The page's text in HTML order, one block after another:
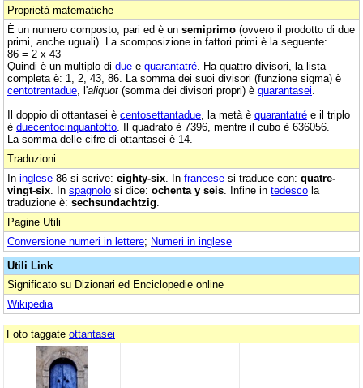
Proprietà matematiche
È un numero composto, pari ed è un semiprimo (ovvero il prodotto di due
primi, anche uguali). La scomposizione in fattori primi è la seguente:
86 = 2 x 43
Quindi è un multiplo di due e quarantatré . Ha quattro divisori, la lista
completa è: 1, 2, 43, 86. La somma dei suoi divisori (funzione sigma) è
centotrentadue , l'aliquot (somma dei divisori propri) è quarantasei
Il doppio di ottantasei è centosettantadue , la metà è quarantatré e il triplo
è duecentocinquantotto . Il quadrato è 7396, mentre il cubo è 636056.
La somma delle cifre di ottantasei è 14.
Traduzioni
In inglese 86 si scrive: eighty-six . In francese si traduce con: quatre-
vingt-six . In spagnolo si dice: ochenta y seis . Infine in tedesco la
traduzione è: sechsundachtzig
Pagine Utili
Conversione numeri in lettere; Numeri in inglese
Utili Link
Significato su Dizionari ed Enciclopedie online
Wikipedia
Foto taggate ottantasei